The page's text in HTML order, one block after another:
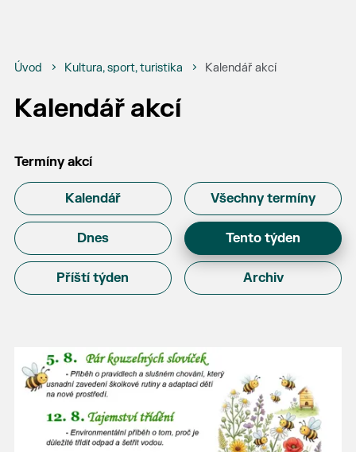
Úvod Kultura, sport, turistika Kalendář akcí
Kalendář akcí
Termíny akcí
Kalendář Všechny termíny
Dnes Tento týden
Příští týden Archiv